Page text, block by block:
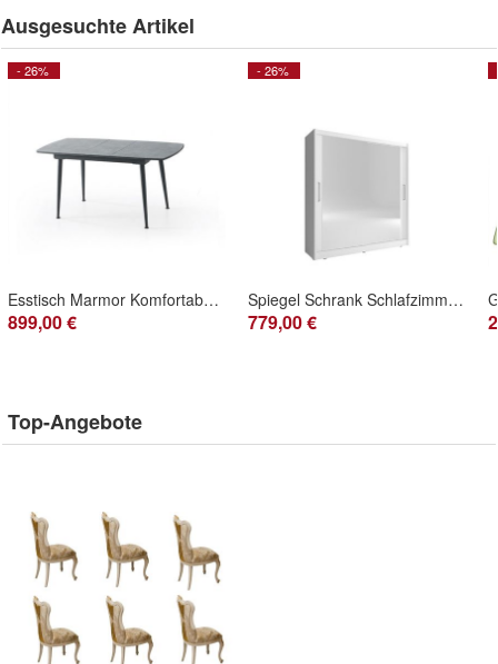
Ausgesuchte Artikel
- 26%
Esstisch Marmor Komfortabel Modern Ausziehbar Grau Geräumig Stilvoll
899,00 €
- 26%
Spiegel Schrank Schlafzimmer Schwebe 200cm Kleider Schränke Schiebetüren Türen
779,00 €
Top-Angebote